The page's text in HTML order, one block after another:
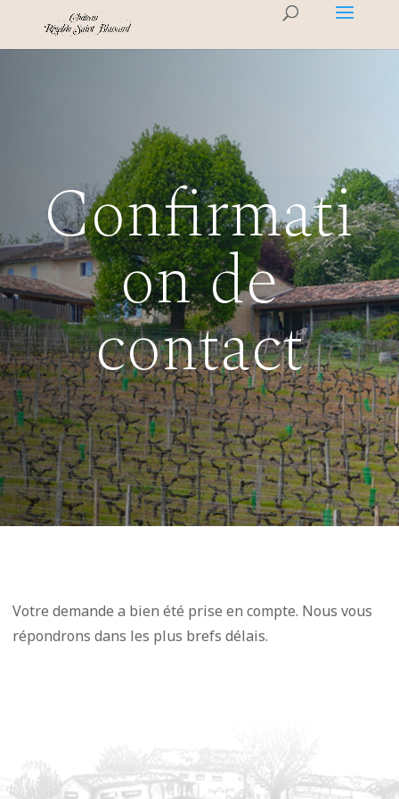
Confirmati
on de
contact
Votre demande a bien été prise en compte. Nous vous
répondrons dans les plus brefs délais.